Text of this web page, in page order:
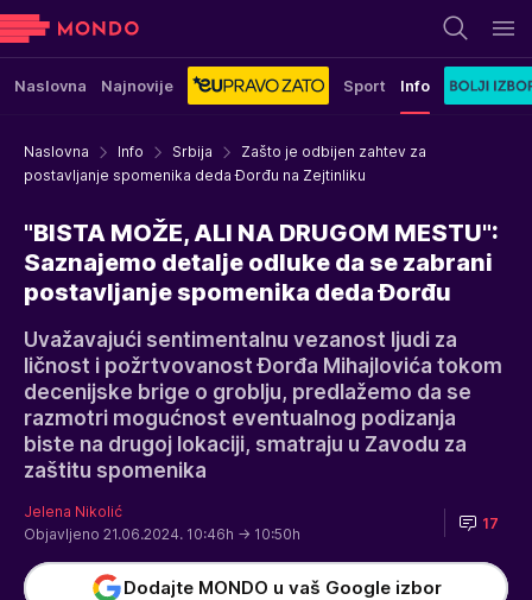
Naslovna Najnovije Sport Info
Naslovna Info Srbija
Zašto je odbijen zahtev za
postavljanje spomenika deda Đorđu na Zejtinliku
"BISTA MOŽE, ALI NA DRUGOM MESTU":
Saznajemo detalje odluke da se zabrani
postavljanje spomenika deda Đorđu
Uvažavajući sentimentalnu vezanost ljudi za
ličnost i požrtvovanost Đorđa Mihajlovića tokom
decenijske brige o groblju, predlažemo da se
razmotri mogućnost eventualnog podizanja
biste na drugoj lokaciji, smatraju u Zavodu za
zaštitu spomenika
Jelena Nikolić
Objavljeno 21.06.2024. 10:46h → 10:50h
17
Dodajte MONDO u vaš Google izbor